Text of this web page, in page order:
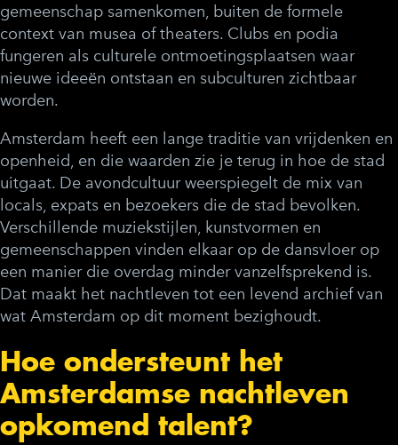
gemeenschap samenkomen, buiten de formele
context van musea of theaters. Clubs en podia
fungeren als culturele ontmoetingsplaatsen waar
nieuwe ideeën ontstaan en subculturen zichtbaar
worden.
Amsterdam heeft een lange traditie van vrijdenken en
openheid, en die waarden zie je terug in hoe de stad
uitgaat. De avondcultuur weerspiegelt de mix van
locals, expats en bezoekers die de stad bevolken.
Verschillende muziekstijlen, kunstvormen en
gemeenschappen vinden elkaar op de dansvloer op
een manier die overdag minder vanzelfsprekend is.
Dat maakt het nachtleven tot een levend archief van
wat Amsterdam op dit moment bezighoudt.
Hoe ondersteunt het
Amsterdamse nachtleven
opkomend talent?